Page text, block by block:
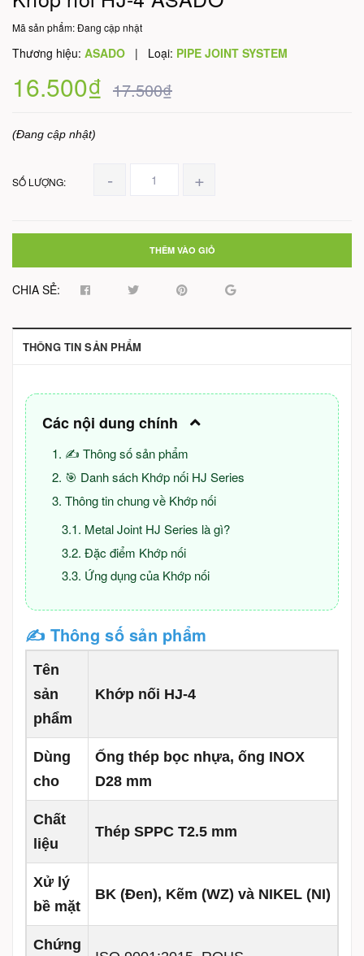
Mã sản phẩm:Đang cập nhật
Thương hiệu: ASADO | Loại: PIPE JOINT SYSTEM
16.500₫ 17.500₫
(Đang cập nhật)
SỐ LƯỢNG: - +
THÊM VÀO GIỎ
CHIA SẺ:
THÔNG TIN SẢN PHẨM
Các nội dung chính
✍ Thông số sản phẩm
🎯 Danh sách Khớp nối HJ Series
Thông tin chung về Khớp nối
Metal Joint HJ Series là gì?
Đặc điểm Khớp nối
Ứng dụng của Khớp nối
✍ Thông số sản phẩm
Tên
sản
phẩm
Khớp nối HJ-4
Dùng
cho
Ống thép bọc nhựa, ống INOX
D28 mm
Chất
liệu
Thép SPPC T2.5 mm
Xử lý
bề mặt
BK (Đen), Kẽm (WZ) và NIKEL (NI)
Chứng